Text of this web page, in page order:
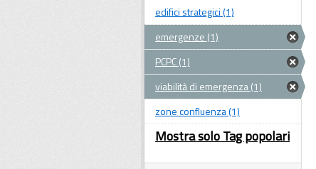
edifici strategici (1)
emergenze (1)
PCPC (1)
viabilità di emergenza (1)
zone confluenza (1)
Mostra solo Tag popolari